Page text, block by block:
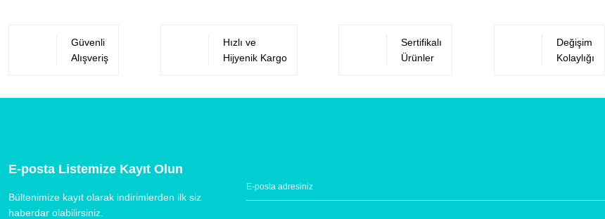
Güvenli
Alışveriş
Hızlı ve
Hijyenik Kargo
Sertifikalı
Ürünler
Değişim
Kolaylığı
E-posta Listemize Kayıt Olun
Bültenimize kayıt olarak indirimlerden ilk siz
haberdar olabilirsiniz.